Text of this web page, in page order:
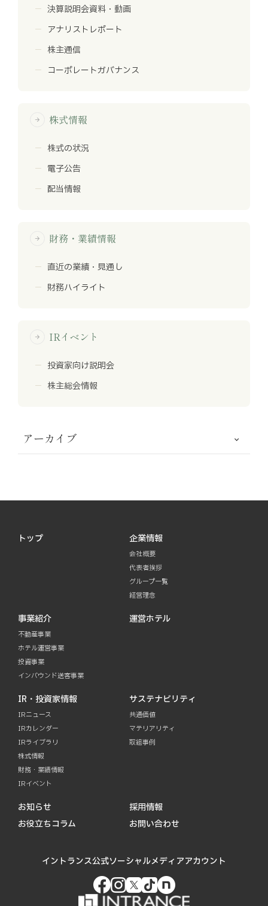
決算説明会資料・動画
アナリストレポート
株主通信
コーポレートガバナンス
arrow_forward 株式情報
株式の状況
電子公告
配当情報
arrow_forward 財務・業績情報
直近の業績・見通し
財務ハイライト
arrow_forward IRイベント
投資家向け説明会
株主総会情報
アーカイブ
トップ 企業情報
会社概要
代表者挨拶
グループ一覧
経営理念
事業紹介
不動産事業
ホテル運営事業
投資事業
インバウンド送客事業
運営ホテル
IR・投資家情報
IRニュース
IRカレンダー
IRライブラリ
株式情報
財務・業績情報
IRイベント
サステナビリティ
共通価値
マテリアリティ
取組事例
お知らせ
お役立ちコラム
採用情報
お問い合わせ
イントランス公式ソーシャルメディアアカウント